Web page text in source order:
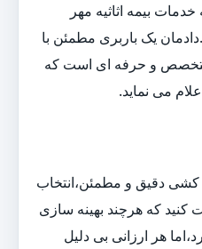
بیمه اثاثیه مهر
یک باربری مطمئن با
متخصص و حرفه ای است که
می نماید.
کشی دقیق و مطمئن،انتخاب
کنید که هرچند بهینه سازی
هر ارزانی بی دلیل